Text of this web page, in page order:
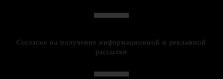
Согласие на получение информационной и рекламной
рассылки